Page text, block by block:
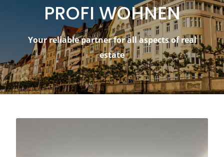
PROFI WOHNEN
Your reliable partner for all aspects of real
estate